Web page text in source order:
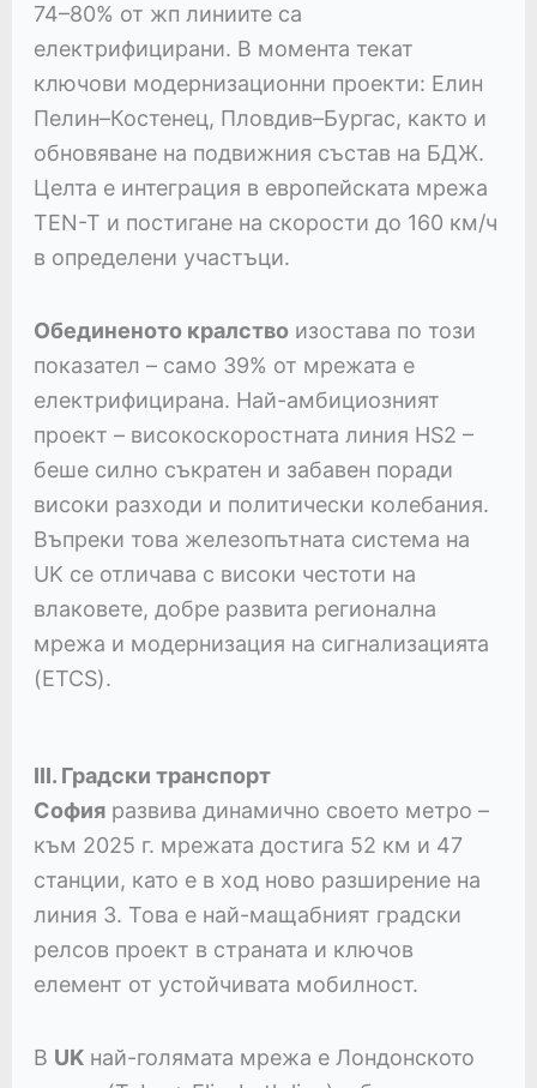
74–80% от жп линиите са
електрифицирани. В момента текат
ключови модернизационни проекти: Елин
Пелин–Костенец, Пловдив–Бургас, както и
обновяване на подвижния състав на БДЖ.
Целта е интеграция в европейската мрежа
TEN-T и постигане на скорости до 160 км/ч
в определени участъци.
Обединеното кралствоизостава по този
показател – само 39% от мрежата е
електрифицирана. Най-амбициозният
проект – високоскоростната линия HS2 –
беше силно съкратен и забавен поради
високи разходи и политически колебания.
Въпреки това железопътната система на
UK се отличава с високи честоти на
влаковете, добре развита регионална
мрежа и модернизация на сигнализацията
(ETCS).
III. Градски транспорт
Софияразвива динамично своето метро –
към 2025 г. мрежата достига 52 км и 47
станции, като е в ход ново разширение на
линия 3. Това е най-мащабният градски
релсов проект в страната и ключов
елемент от устойчивата мобилност.
В UKнай-голямата мрежа е Лондонското